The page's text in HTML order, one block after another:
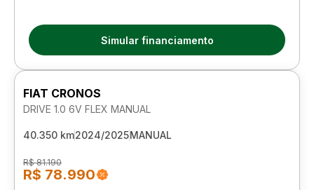
Simular financiamento
FIAT CRONOS
DRIVE 1.0 6V FLEX MANUAL
40.350 km2024/2025MANUAL
R$ 81.190
R$ 78.990